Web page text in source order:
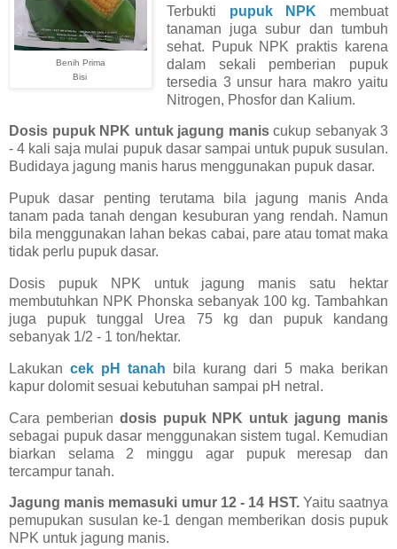
Benih Prima
Bisi
Terbukti pupuk NPK membuat
tanaman juga subur dan tumbuh
sehat. Pupuk NPK praktis karena
dalam sekali pemberian pupuk
tersedia 3 unsur hara makro yaitu
Nitrogen, Phosfor dan Kalium.
Dosis pupuk NPK untuk jagung maniscukup sebanyak 3
- 4 kali saja mulai pupuk dasar sampai untuk pupuk susulan.
Budidaya jagung manis harus menggunakan pupuk dasar.
Pupuk dasar penting terutama bila jagung manis Anda
tanam pada tanah dengan kesuburan yang rendah. Namun
bila menggunakan lahan bekas cabai, pare atau tomat maka
tidak perlu pupuk dasar.
Dosis pupuk NPK untuk jagung manis satu hektar
membutuhkan NPK Phonska sebanyak 100 kg. Tambahkan
juga pupuk tunggal Urea 75 kg dan pupuk kandang
sebanyak 1/2 - 1 ton/hektar.
Lakukan cek pH tanah
bila kurang dari 5 maka berikan
kapur dolomit sesuai kebutuhan sampai pH netral.
Cara pemberian dosis pupuk NPK untuk jagung manis
sebagai pupuk dasar menggunakan sistem tugal. Kemudian
biarkan selama 2 minggu agar pupuk meresap dan
tercampur tanah.
Jagung manis memasuki umur 12 - 14 HST. Yaitu saatnya
pemupukan susulan ke-1 dengan memberikan dosis pupuk
NPK untuk jagung manis.